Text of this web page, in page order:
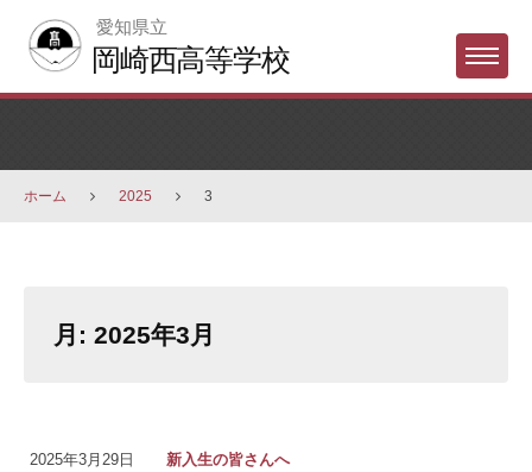
愛知県立
岡崎西高等学校 Menu
ホーム 2025 3
月: 2025年3月
2025年3月29日 新入生の皆さんへ